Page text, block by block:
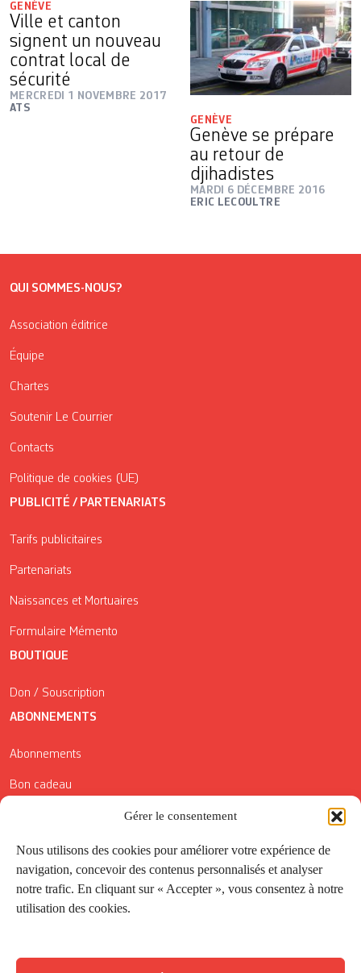
Gérer le consentement
Nous utilisons des cookies pour améliorer votre expérience de
navigation, concevoir des contenus personnalisés et analyser
notre trafic. En cliquant sur « Accepter », vous consentez à notre
utilisation des cookies.
GENÈVE
Ville et canton
signent un nouveau
contrat local de
sécurité
MERCREDI 1 NOVEMBRE 2017
ATS
GENÈVE
Genève se prépare
au retour de
djihadistes
MARDI 6 DÉCEMBRE 2016
ERIC LECOULTRE
QUI SOMMES-NOUS?
Association éditrice
Équipe
Chartes
Soutenir Le Courrier
Contacts
Politique de cookies (UE)
PUBLICITÉ / PARTENARIATS
Tarifs publicitaires
Partenariats
Naissances et Mortuaires
Formulaire Mémento
BOUTIQUE
Don / Souscription
ABONNEMENTS
Abonnements
Bon cadeau
Conditions générales de vente
Réductions de la Carte Côté Courrier
Application